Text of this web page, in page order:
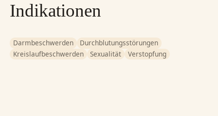
Indikationen
Darmbeschwerden
Durchblutungsstörungen
Kreislaufbeschwerden
Sexualität Verstopfung